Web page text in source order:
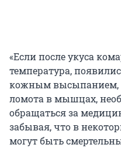
«Если после укуса
температура,
кожным высыпанием,
ломота в мышцах,
обращаться за
забывая, что в
могут быть